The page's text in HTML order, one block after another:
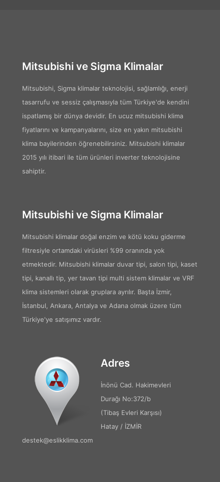
Mitsubishi ve Sigma Klimalar
Mitsubishi, Sigma klimalar teknolojisi, sağlamlığı, enerji
tasarrufu ve sessiz çalışmasıyla tüm Türkiye'de kendini
ispatlamış bir dünya devidir. En ucuz mitsubishi klima
fiyatlarını ve kampanyalarını, size en yakın mitsubishi
klima bayilerinden öğrenebilirsiniz. Mitsubishi klimalar
2015 yılı itibari ile tüm ürünleri inverter teknolojisine
sahiptir.
Mitsubishi ve Sigma Klimalar
Mitsubishi klimalar doğal enzim ve kötü koku giderme
filtresiyle ortamdaki virüsleri %99 oranında yok
etmektedir. Mitsubishi klimalar duvar tipi, salon tipi, kaset
tipi, kanallı tip, yer tavan tipi multi sistem klimalar ve VRF
klima sistemleri olarak gruplara ayrılır. Başta İzmir,
İstanbul, Ankara, Antalya ve Adana olmak üzere tüm
Türkiye'ye satışımız vardır.
Adres
İnönü Cad. Hakimevleri
Durağı No:372/b
(Tibaş Evleri Karşısı)
Hatay / İZMİR
destek@eslikklima.com